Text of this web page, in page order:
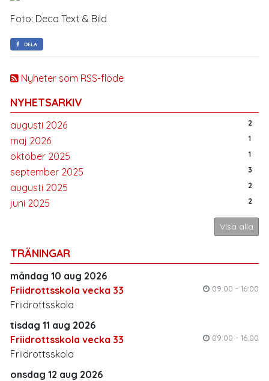
Nyheter som RSS-flöde
NYHETSARKIV
augusti 2026 2
maj 2026 1
oktober 2025 1
september 2025 3
augusti 2025 2
juni 2025 2
Visa alla
TRÄNINGAR
måndag 10 aug 2026
Friidrottsskola vecka 33
09:00 - 16:00
Friidrottsskola
tisdag 11 aug 2026
Friidrottsskola vecka 33
09:00 - 16:00
Friidrottsskola
onsdag 12 aug 2026
Foto: Deca Text & Bild
DELA